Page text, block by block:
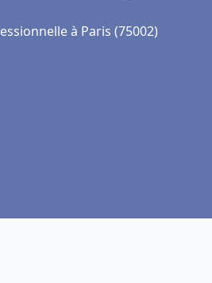
à Paris (75002)